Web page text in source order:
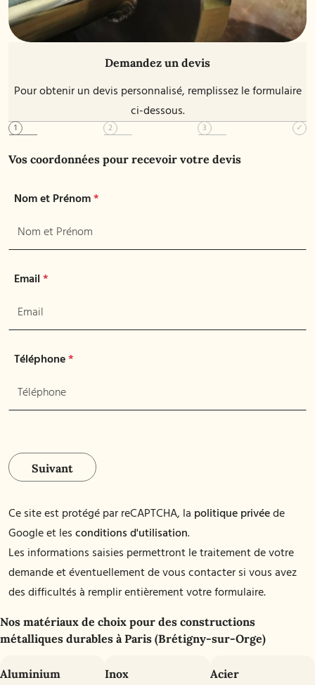
Demandez un devis
Pour obtenir un devis personnalisé, remplissez le formulaire
ci-dessous.
Vos coordonnées pour recevoir votre devis
Nom et Prénom*
Email *
Téléphone*
Suivant
Ce site est protégé par reCAPTCHA, la politique privéede
Google et les conditions d'utilisation.
Les informations saisies permettront le traitement de votre
demande et éventuellement de vous contacter si vous avez
des difficultés à remplir entièrement votre formulaire.
Nos matériaux de choix pour des constructions
métalliques durables à Paris (Brétigny-sur-Orge)
Aluminium Inox Acier